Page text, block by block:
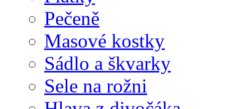
Pečeně
Masové kostky
Sádlo a škvarky
Sele na rožni